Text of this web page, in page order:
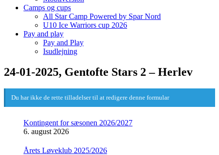
Camps og cups
All Star Camp Powered by Spar Nord
U10 Ice Warriors cup 2026
Pay and play
Pay and Play
Isudlejning
24-01-2025, Gentofte Stars 2 – Herlev
Du har ikke de rette tilladelser til at redigere denne formular
Kontingent for sæsonen 2026/2027
6. august 2026
Årets Løveklub 2025/2026